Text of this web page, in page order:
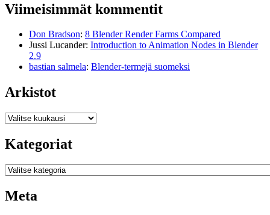
Viimeisimmät kommentit
Don Bradson: 8 Blender Render Farms Compared
Jussi Lucander: Introduction to Animation Nodes in Blender
2.9
bastian salmela: Blender-termejä suomeksi
Arkistot
Arkistot
Kategoriat
Kategoriat
Meta